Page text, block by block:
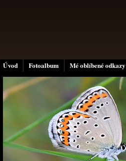
Úvod Fotoalbum Mé oblíbené odkazy